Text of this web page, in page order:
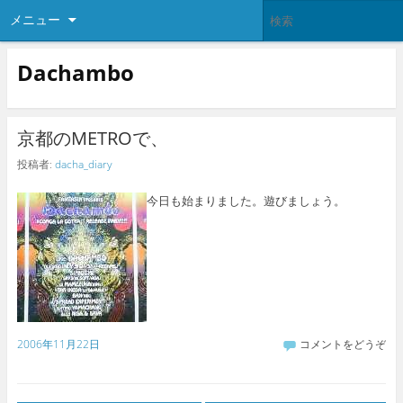
メニュー
Dachambo
京都のMETROで、
投稿者: dacha_diary
今日も始まりました。遊びましょう。
2006年11月22日 コメントをどうぞ